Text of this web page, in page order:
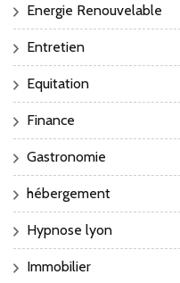
Energie Renouvelable
Entretien
Equitation
Finance
Gastronomie
hébergement
Hypnose lyon
Immobilier